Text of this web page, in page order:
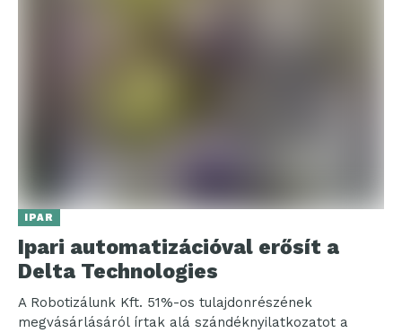
IPAR
Ipari automatizációval erősít a
Delta Technologies
A Robotizálunk Kft. 51%-os tulajdonrészének
megvásárlásáról írtak alá szándéknyilatkozatot a